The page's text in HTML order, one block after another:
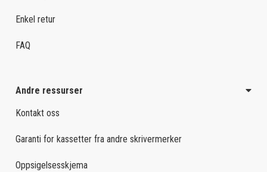
Enkel retur
FAQ
Andre ressurser
Kontakt oss
Garanti for kassetter fra andre skrivermerker
Oppsigelsesskjema